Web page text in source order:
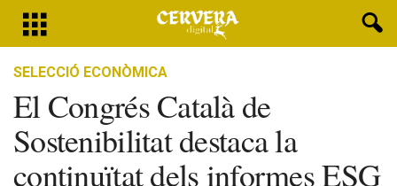
SELECCIÓ ECONÒMICA
El Congrés Català de
Sostenibilitat destaca la
continuïtat dels informes ESG